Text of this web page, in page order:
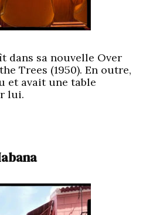
dans sa nouvelle Over
Trees (1950). En outre,
et avait une table
lui.